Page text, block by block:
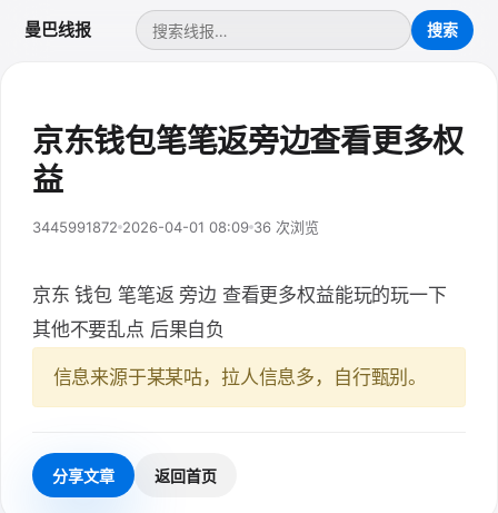
曼巴线报
京东钱包笔笔返旁边查看更多权
益
3445991872 2026-04-01 08:09 36 次浏览
京东 钱包 笔笔返 旁边 查看更多权益能玩的玩一下
其他不要乱点 后果自负
信息来源于某某咕，拉人信息多，自行甄别。
分享文章 返回首页